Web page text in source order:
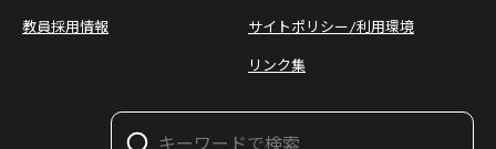
教員採用情報
サイトポリシー/利用環境
リンク集